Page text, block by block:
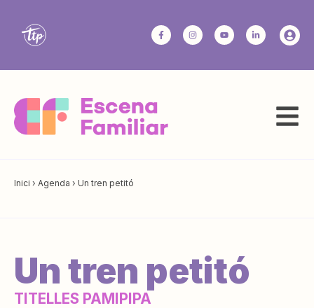
Inici › Agenda › Un tren petitó
Un tren petitó
TITELLES PAMIPIPA